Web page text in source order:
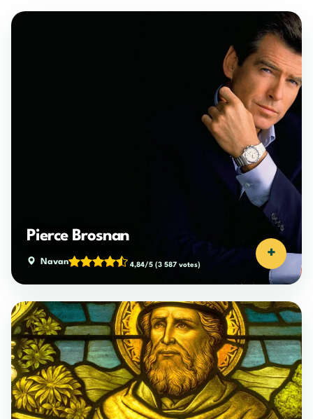
Pierce Brosnan
Navan 4,84/5 (3 587 votes)
+